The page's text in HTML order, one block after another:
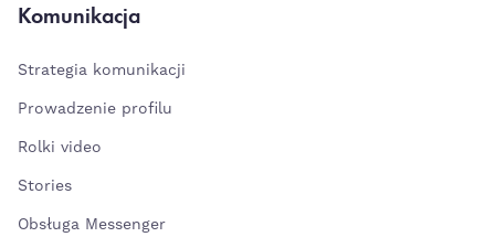
Komunikacja
Strategia komunikacji
Prowadzenie profilu
Rolki video
Stories
Obsługa Messenger